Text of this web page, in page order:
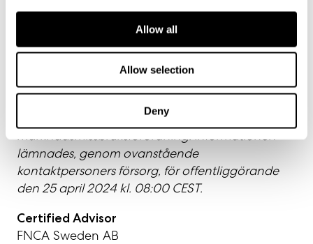
Allow all
Allow selection
Deny
Karin Ingemarson, CFO, Fractal
Telefon: +46 31 380 71 00
E-post:IR@fractal-design.com
Denna information är sådan information som
Fractal Gaming Group är skyldigt att
offentliggöra enligt EU:s
lämnades, genom ovanstående
kontaktpersoners försorg, för offentliggörande
den 25 april 2024 kl. 08:00 CEST.
Certified Advisor
FNCA Sweden AB